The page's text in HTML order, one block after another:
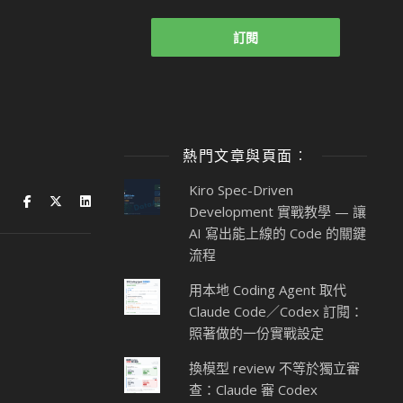
熱門文章與頁面︰
Kiro Spec-Driven
Development 實戰教學 — 讓
AI 寫出能上線的 Code 的關鍵
流程
用本地 Coding Agent 取代
Claude Code／Codex 訂閱：
照著做的一份實戰設定
換模型 review 不等於獨立審
查：Claude 審 Codex